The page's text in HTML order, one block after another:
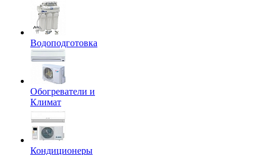
Водоподготовка
Обогреватели и
Климат
Кондиционеры